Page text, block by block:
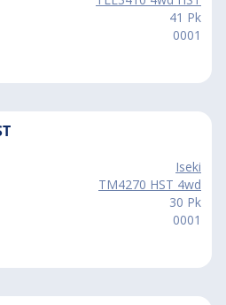
41 Pk
0001
Iseki
TM4270 HST 4wd
30 Pk
0001